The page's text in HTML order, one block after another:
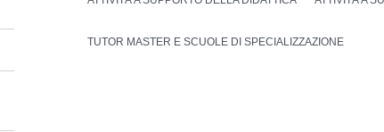
TUTOR MASTER E SCUOLE DI SPECIALIZZAZIONE